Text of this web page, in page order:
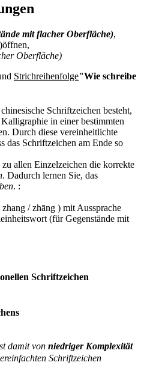
mit flacher Oberfläche),
Oberfläche)
Strichreihenfolge"Wie schreibe
Schriftzeichen besteht,
in einer bestimmten
Durch diese vereinheitlichte
das Schriftzeichen am Ende so
allen Einzelzeichen die korrekte
. Dadurch lernen Sie, das
. :
Schriftzeichen
damit von niedriger Komplexität
Schriftzeichen